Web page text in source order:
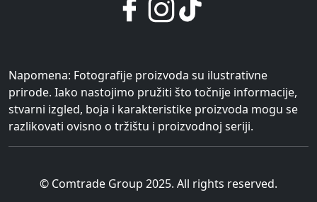
Napomena: Fotografije proizvoda su ilustrativne
prirode. Iako nastojimo pružiti što točnije informacije,
stvarni izgled, boja i karakteristike proizvoda mogu se
razlikovati ovisno o tržištu i proizvodnoj seriji.
© Comtrade Group 2025. All rights reserved.